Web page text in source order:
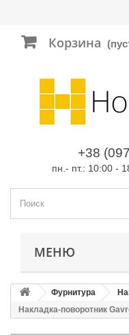
Корзина
+38
пн.- пт.: 10:00
МЕНЮ
Фурнитура
Накладка-поворотник